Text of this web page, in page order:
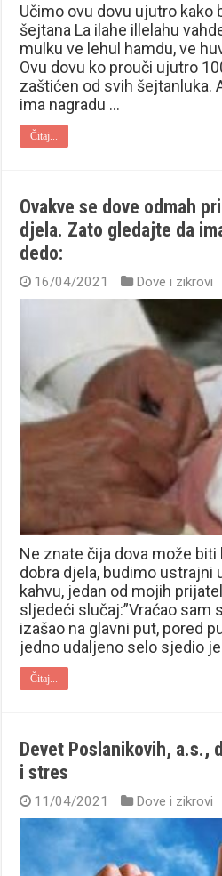
Učimo ovu dovu ujutro kako
šejtana La ilahe illelahu
mulku ve lehul hamdu, ve
Ovu dovu ko prouči ujutro
zaštićen od svih šejtanluka.
ima nagradu …
Čitaj...
Ovakve se dove odmah
djela. Zato gledajte da
dedo:
16/04/2021 Dove i zikrovi
Ne znate čija dova može biti
dobra djela, budimo ustrajni
kahvu, jedan od mojih
sljedeći slučaj:”Vraćao sam
izašao na glavni put, pored
jedno udaljeno selo sjedio
Čitaj...
Devet Poslanikovih, a.s.,
i stres
11/04/2021 Dove i zikrovi